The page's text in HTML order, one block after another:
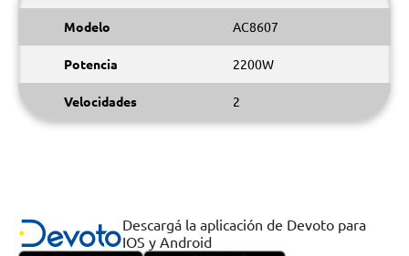
Modelo AC8607
Potencia 2200W
Velocidades 2
Descargá la aplicación de Devoto para
IOS y Android